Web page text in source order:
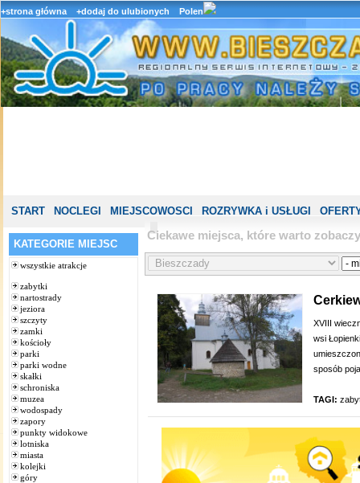
+strona główna +dodaj do ulubionych Polen
START NOCLEGI MIEJSCOWOSCI ROZRYWKA i USŁUGI
KATEGORIE MIEJSC
wszystkie atrakcje
zabytki
nartostrady
jeziora
szczyty
zamki
kościoły
parki
parki wodne
skałki
schroniska
muzea
wodospady
zapory
punkty widokowe
lotniska
miasta
kolejki
góry
Ciekawe miejsca, które warto
XVIII
wsi
sposób
TAGI: